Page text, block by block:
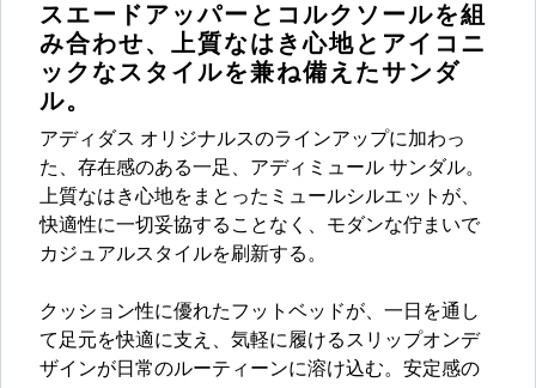
スエードアッパーとコルクソールを組
み合わせ、上質なはき心地とアイコニ
ックなスタイルを兼ね備えたサンダ
ル。
アディダス オリジナルスのラインアップに加わっ
た、存在感のある一足、アディミュール サンダル。
上質なはき心地をまとったミュールシルエットが、
快適性に一切妥協することなく、モダンな佇まいで
カジュアルスタイルを刷新する。
クッション性に優れたフットベッドが、一日を通し
て足元を快適に支え、気軽に履けるスリップオンデ
ザインが日常のルーティーンに溶け込む。安定感の